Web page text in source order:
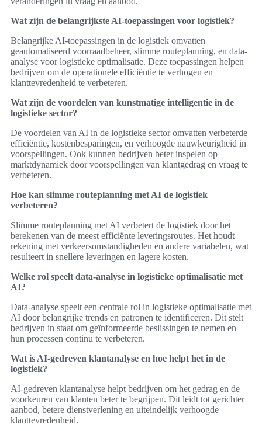
Wat zijn de belangrijkste AI-toepassingen voor logistiek?
Belangrijke AI-toepassingen in de logistiek omvatten
geautomatiseerd voorraadbeheer, slimme routeplanning, en data-
analyse voor logistieke optimalisatie. Deze toepassingen helpen
bedrijven om de operationele efficiëntie te verhogen en
klanttevredenheid te verbeteren.
Wat zijn de voordelen van kunstmatige intelligentie in de
logistieke sector?
De voordelen van AI in de logistieke sector omvatten verbeterde
efficiëntie, kostenbesparingen, en verhoogde nauwkeurigheid in
voorspellingen. Ook kunnen bedrijven beter inspelen op
marktdynamiek door voorspellingen van klantgedrag en vraag te
verbeteren.
Hoe kan slimme routeplanning met AI de logistiek
verbeteren?
Slimme routeplanning met AI verbetert de logistiek door het
berekenen van de meest efficiënte leveringsroutes. Het houdt
rekening met verkeersomstandigheden en andere variabelen, wat
resulteert in snellere leveringen en lagere kosten.
Welke rol speelt data-analyse in logistieke optimalisatie met
AI?
Data-analyse speelt een centrale rol in logistieke optimalisatie met
AI door belangrijke trends en patronen te identificeren. Dit stelt
bedrijven in staat om geïnformeerde beslissingen te nemen en
hun processen continu te verbeteren.
Wat is AI-gedreven klantanalyse en hoe helpt het in de
logistiek?
AI-gedreven klantanalyse helpt bedrijven om het gedrag en de
voorkeuren van klanten beter te begrijpen. Dit leidt tot gerichter
aanbod, betere dienstverlening en uiteindelijk verhoogde
klanttevredenheid.